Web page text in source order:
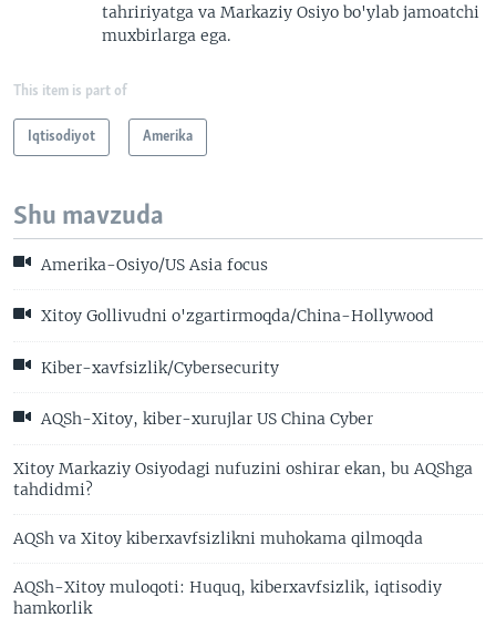
tahririyatga va Markaziy Osiyo bo'ylab jamoatchi
muxbirlarga ega.
This item is part of
Iqtisodiyot Amerika
Shu mavzuda
Amerika-Osiyo/US Asia focus
Xitoy Gollivudni o'zgartirmoqda/China-Hollywood
Kiber-xavfsizlik/Cybersecurity
AQSh-Xitoy, kiber-xurujlar US China Cyber
Xitoy Markaziy Osiyodagi nufuzini oshirar ekan, bu AQShga
tahdidmi?
AQSh va Xitoy kiberxavfsizlikni muhokama qilmoqda
AQSh-Xitoy muloqoti: Huquq, kiberxavfsizlik, iqtisodiy
hamkorlik